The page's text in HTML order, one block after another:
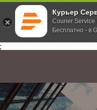
Курьер
Courier Service
Бесплатно - в
;
Главная О компании